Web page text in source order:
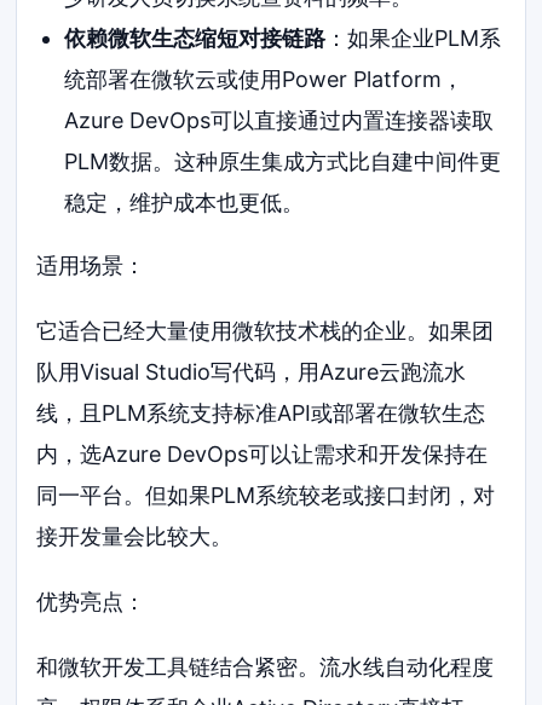
依赖微软生态缩短对接链路：如果企业PLM系
统部署在微软云或使用Power Platform，
Azure DevOps可以直接通过内置连接器读取
PLM数据。这种原生集成方式比自建中间件更
稳定，维护成本也更低。
适用场景：
它适合已经大量使用微软技术栈的企业。如果团
队用Visual Studio写代码，用Azure云跑流水
线，且PLM系统支持标准API或部署在微软生态
内，选Azure DevOps可以让需求和开发保持在
同一平台。但如果PLM系统较老或接口封闭，对
接开发量会比较大。
优势亮点：
和微软开发工具链结合紧密。流水线自动化程度